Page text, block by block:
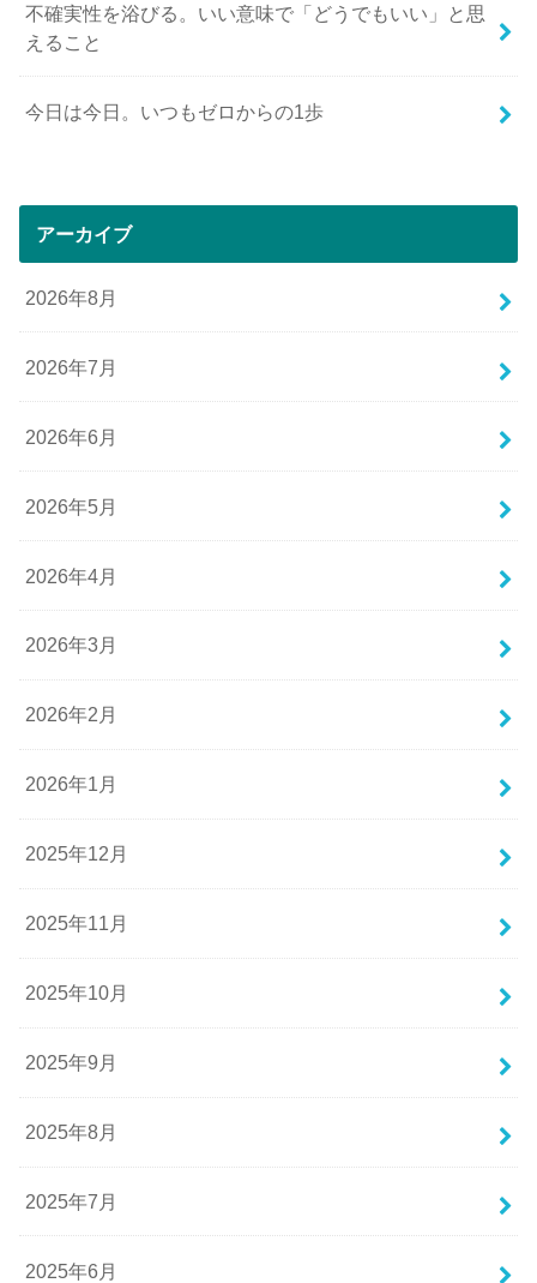
不確実性を浴びる。いい意味で「どうでもいい」と思
えること
今日は今日。いつもゼロからの1歩
アーカイブ
2026年8月
2026年7月
2026年6月
2026年5月
2026年4月
2026年3月
2026年2月
2026年1月
2025年12月
2025年11月
2025年10月
2025年9月
2025年8月
2025年7月
2025年6月